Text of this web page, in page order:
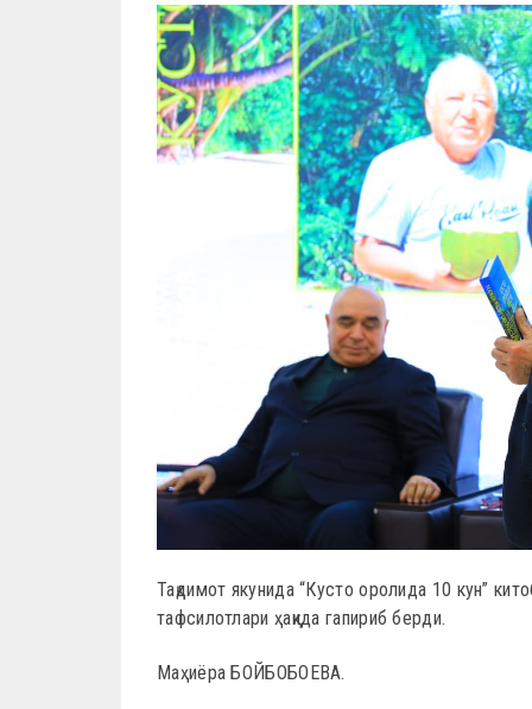
Тақдимот якунида “Кусто оролида 10 кун”
тафсилотлари ҳақида гапириб берди.
Маҳиёра БОЙБОБОЕВА.